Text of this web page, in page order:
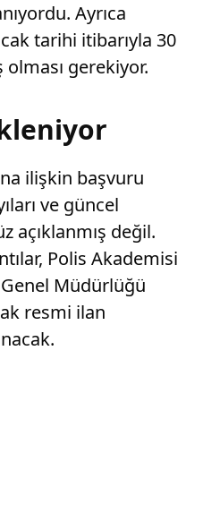
Ayrıca
tarihi itibarıyla 30
olması gerekiyor.
ilişkin başvuru
ve güncel
açıklanmış değil.
Polis Akademisi
Genel Müdürlüğü
resmi ilan